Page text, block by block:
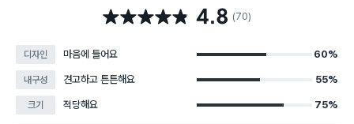
별점 4.8점 4.8 (70)
디자인 마음에 들어요 60%
내구성 견고하고 튼튼해요 55%
크기 적당해요 75%